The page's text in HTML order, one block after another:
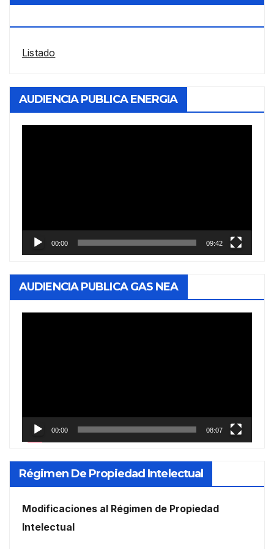
Listado
AUDIENCIA PUBLICA ENERGIA
00:00 09:42
AUDIENCIA PUBLICA GAS NEA
00:00 08:07
Régimen De Propiedad Intelectual
Modificaciones al Régimen de Propiedad
Intelectual